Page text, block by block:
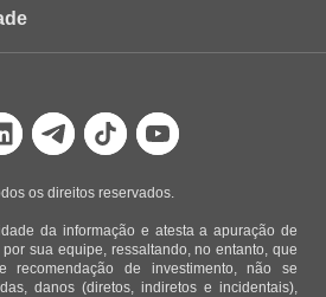
os direitos reservados.
da informação e atesta a apuração de
sua equipe, ressaltando, no entanto, que
de investimento, não se
danos (diretos, indiretos e incidentais),